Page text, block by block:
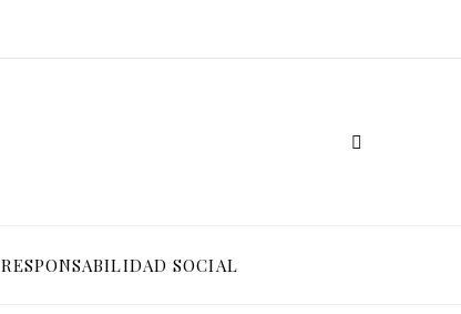
RESPONSABILIDAD SOCIAL